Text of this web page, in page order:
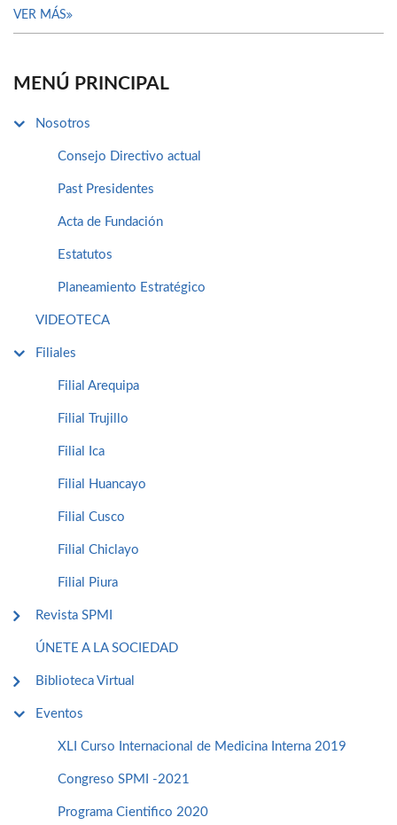
VER MÁS
MENÚ PRINCIPAL
Nosotros
Consejo Directivo actual
Past Presidentes
Acta de Fundación
Estatutos
Planeamiento Estratégico
VIDEOTECA
Filiales
Filial Arequipa
Filial Trujillo
Filial Ica
Filial Huancayo
Filial Cusco
Filial Chiclayo
Filial Piura
Revista SPMI
ÚNETE A LA SOCIEDAD
Biblioteca Virtual
Eventos
XLI Curso Internacional de Medicina Interna 2019
Congreso SPMI -2021
Programa Cientifico 2020